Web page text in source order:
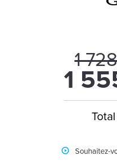
1
1
Total
Souhaitez-